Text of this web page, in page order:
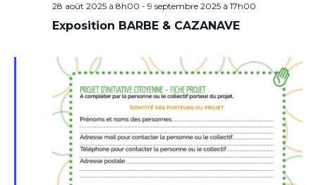
28 août 2025 à 8h00 - 9 septembre 2025 à 17h00
Exposition BARBE & CAZANAVE